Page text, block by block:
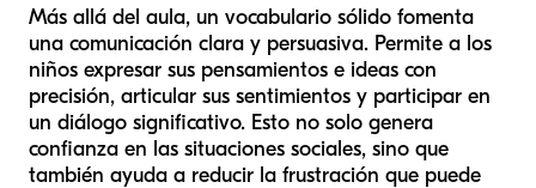
Más allá del aula, un vocabulario sólido fomenta
una comunicación clara y persuasiva. Permite a los
niños expresar sus pensamientos e ideas con
precisión, articular sus sentimientos y participar en
un diálogo significativo. Esto no solo genera
confianza en las situaciones sociales, sino que
también ayuda a reducir la frustración que puede